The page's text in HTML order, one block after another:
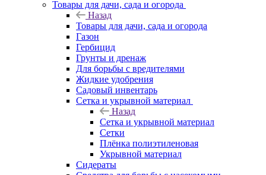
Товары для дачи, сада и огорода
Назад
Товары для дачи, сада и огорода
Газон
Гербицид
Грунты и дренаж
Для борьбы с вредителями
Жидкие удобрения
Садовый инвентарь
Сетка и укрывной материал
Назад
Сетка и укрывной материал
Сетки
Плёнка полиэтиленовая
Укрывной материал
Сидераты